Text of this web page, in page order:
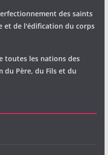
des saints
et de l'édification du corps
toutes les nations des
du Père, du Fils et du